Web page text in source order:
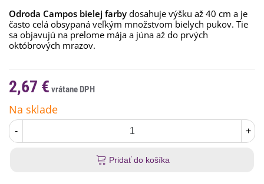
Odroda Campos bielej farby dosahuje výšku až 40 cm a je
často celá obsypaná veľkým množstvom bielych pukov. Tie
sa objavujú na prelome mája a júna až do prvých
októbrových mrazov.
2,67 €
Na sklade
- +
Pridať do košíka